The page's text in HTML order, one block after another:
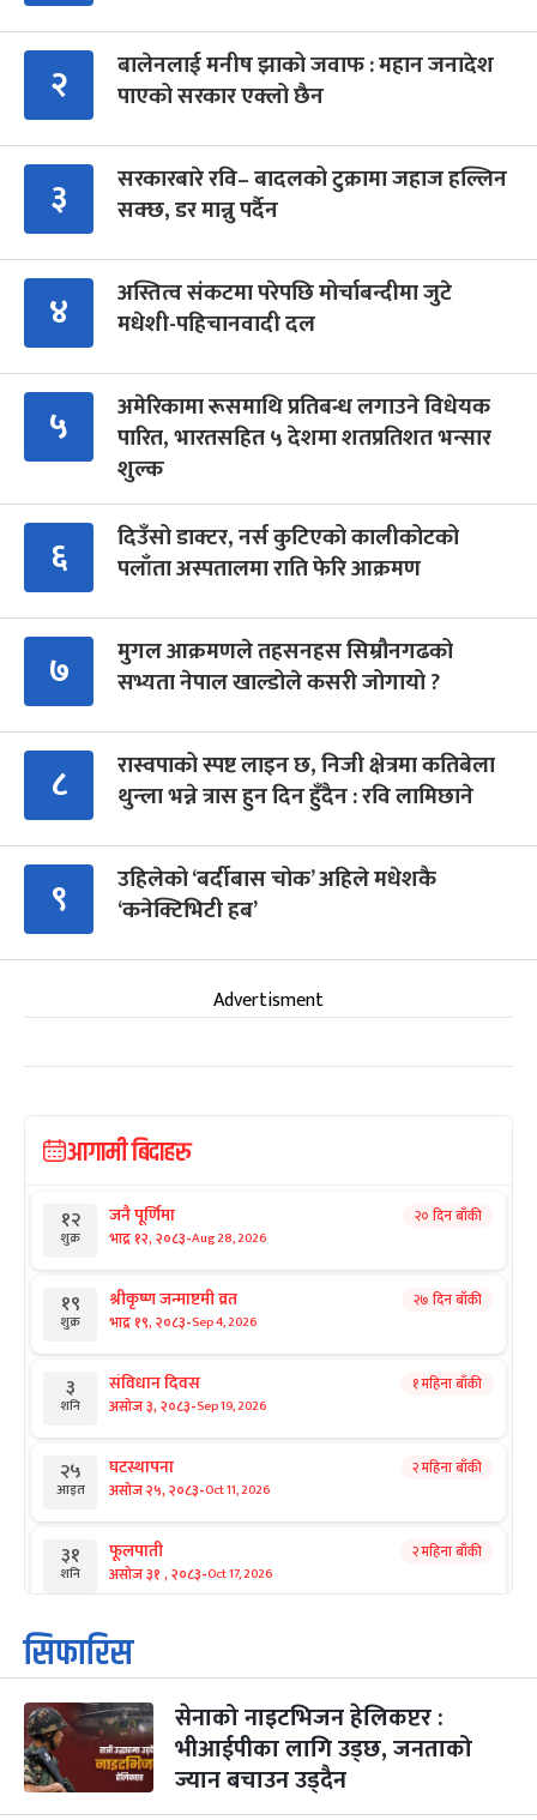
२
बालेनलाई मनीष झाको जवाफ : महान जनादेश
पाएको सरकार एक्लो छैन
३
सरकारबारे रवि– बादलको टुक्रामा जहाज हल्लिन
सक्छ, डर मान्नु पर्दैन
४
अस्तित्व संकटमा परेपछि मोर्चाबन्दीमा जुटे
मधेशी-पहिचानवादी दल
५
अमेरिकामा रूसमाथि प्रतिबन्ध लगाउने विधेयक
पारित, भारतसहित ५ देशमा शतप्रतिशत भन्सार
शुल्क
६
दिउँसो डाक्टर, नर्स कुटिएको कालीकोटको
पलाँता अस्पतालमा राति फेरि आक्रमण
७
मुगल आक्रमणले तहसनहस सिम्रौनगढको
सभ्यता नेपाल खाल्डोले कसरी जोगायो ?
८
रास्वपाको स्पष्ट लाइन छ, निजी क्षेत्रमा कतिबेला
थुन्ला भन्ने त्रास हुन दिन हुँदैन : रवि लामिछाने
९
उहिलेको ‘बर्दीबास चोक’ अहिले मधेशकै
‘कनेक्टिभिटी हब’
Advertisment
आगामी बिदाहरु
१२
शुक्र
जनै पूर्णिमा
भाद्र १२, २०८३-Aug 28, 2026
२० दिन बाँकी
१९
शुक्र
श्रीकृष्ण जन्माष्टमी व्रत
भाद्र १९, २०८३-Sep 4, 2026
२७ दिन बाँकी
३
शनि
संविधान दिवस
असोज ३, २०८३-Sep 19, 2026
१ महिना बाँकी
२५
आइत
घटस्थापना
असोज २५, २०८३-Oct 11, 2026
२ महिना बाँकी
३१
शनि
फूलपाती
असोज ३१ , २०८३-Oct 17, 2026
२ महिना बाँकी
१
आइत
कार्तिक सङ्क्रान्ति
कार्तिक १, २०८३
३
मंगल
महानवमी
कार्तिक ३, २०८३-Oct 20, 2026
२ महिना बाँकी
४
सिफारिस
सेनाको नाइटभिजन हेलिकप्टर :
भीआईपीका लागि उड्छ, जनताको
ज्यान बचाउन उड्दैन